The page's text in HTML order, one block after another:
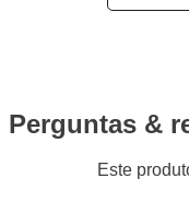
Perguntas &
Este